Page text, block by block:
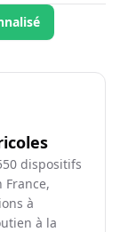
dispositifs
à
à la